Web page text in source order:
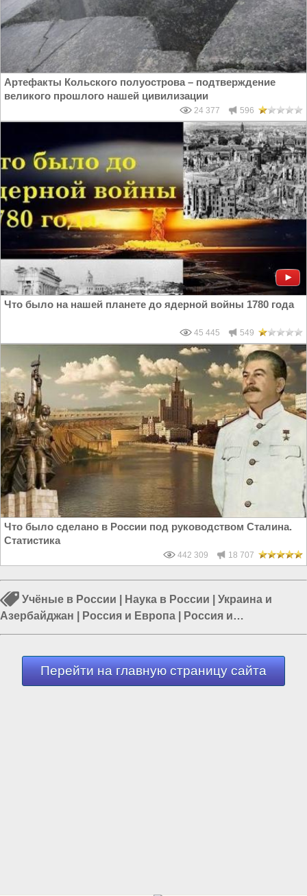
Артефакты Кольского полуострова – подтверждение
великого прошлого нашей цивилизации
24 377 596
Что было на нашей планете до ядерной войны 1780 года
45 445 549
Что было сделано в России под руководством Сталина.
Статистика
442 309 18 707
Учёные в России Наука в России
Украина и
Азербайджан
Россия и Европа
Россия и
Азербайджан|Россия и Евразия|Европа и Украина
Перейти на главную страницу сайта